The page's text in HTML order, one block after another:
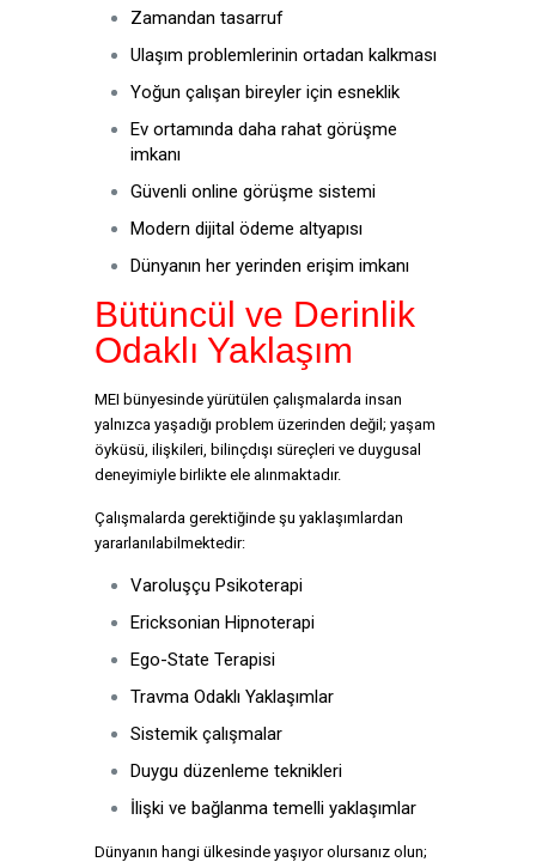
Zamandan tasarruf
Ulaşım problemlerinin ortadan kalkması
Yoğun çalışan bireyler için esneklik
Ev ortamında daha rahat görüşme
imkanı
Güvenli online görüşme sistemi
Modern dijital ödeme altyapısı
Dünyanın her yerinden erişim imkanı
Bütüncül ve Derinlik
Odaklı Yaklaşım
MEI bünyesinde yürütülen çalışmalarda insan
yalnızca yaşadığı problem üzerinden değil; yaşam
öyküsü, ilişkileri, bilinçdışı süreçleri ve duygusal
deneyimiyle birlikte ele alınmaktadır.
Çalışmalarda gerektiğinde şu yaklaşımlardan
yararlanılabilmektedir:
Varoluşçu Psikoterapi
Ericksonian Hipnoterapi
Ego-State Terapisi
Travma Odaklı Yaklaşımlar
Sistemik çalışmalar
Duygu düzenleme teknikleri
İlişki ve bağlanma temelli yaklaşımlar
Dünyanın hangi ülkesinde yaşıyor olursanız olun;